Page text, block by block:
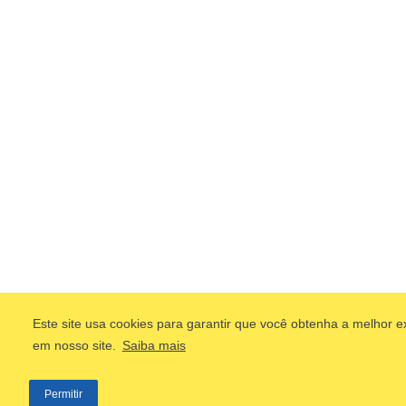
Este site usa cookies para garantir que você obtenha a melhor
em nosso site. Saiba mais
Permitir